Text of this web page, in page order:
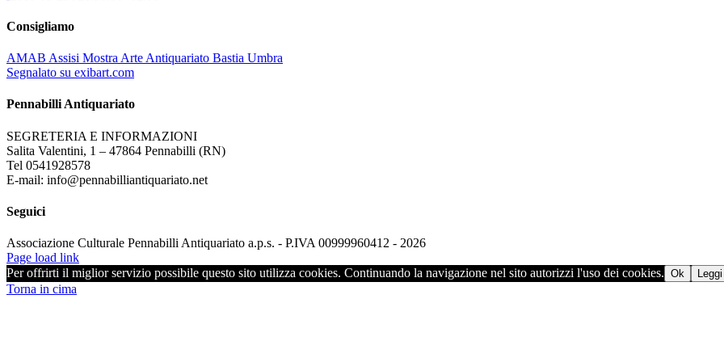
Consigliamo
AMAB Assisi Mostra Arte Antiquariato Bastia Umbra
Segnalato su exibart.com
Pennabilli Antiquariato
SEGRETERIA E INFORMAZIONI
Salita Valentini, 1 – 47864 Pennabilli (RN)
Tel 0541928578
E-mail: info@pennabilliantiquariato.net
Seguici
Associazione Culturale Pennabilli Antiquariato a.p.s. - P.IVA 00999960412 - 2026
Page load link
Per offrirti il miglior servizio possibile questo sito utilizza cookies. Continuando la navigazione nel sito autorizzi l'uso dei cookies. Ok
Torna in cima